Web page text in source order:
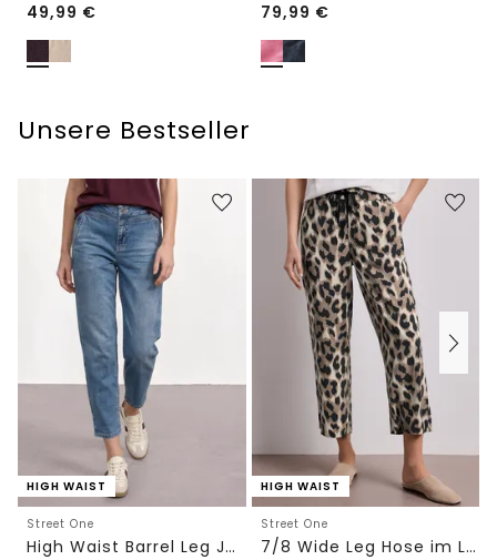
49,99 €
79,99 €
Unsere Bestseller
HIGH WAIST
Street One
High Waist Barrel Leg Jeans im Loose Fit
HIGH WAIST
Street One
7/8 Wide Leg Hose im Loose Fit mit Print